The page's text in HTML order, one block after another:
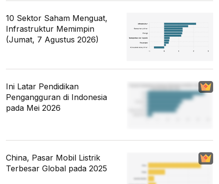
10 Sektor Saham Menguat,
Infrastruktur Memimpin
(Jumat, 7 Agustus 2026)
Ini Latar Pendidikan
Pengangguran di Indonesia
pada Mei 2026
China, Pasar Mobil Listrik
Terbesar Global pada 2025